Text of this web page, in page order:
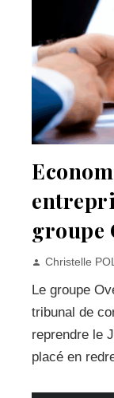
groupe
Christelle
Le groupe
tribunal de
reprendre le
placé en